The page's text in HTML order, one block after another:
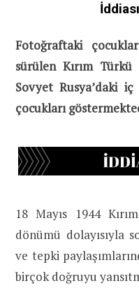
Fotoğraftaki
sürülen Kırım
Sovyet Rusya’daki
çocukları
18 Mayıs 1944
dönümü dolayısıyla
ve tepki
birçok doğruyu